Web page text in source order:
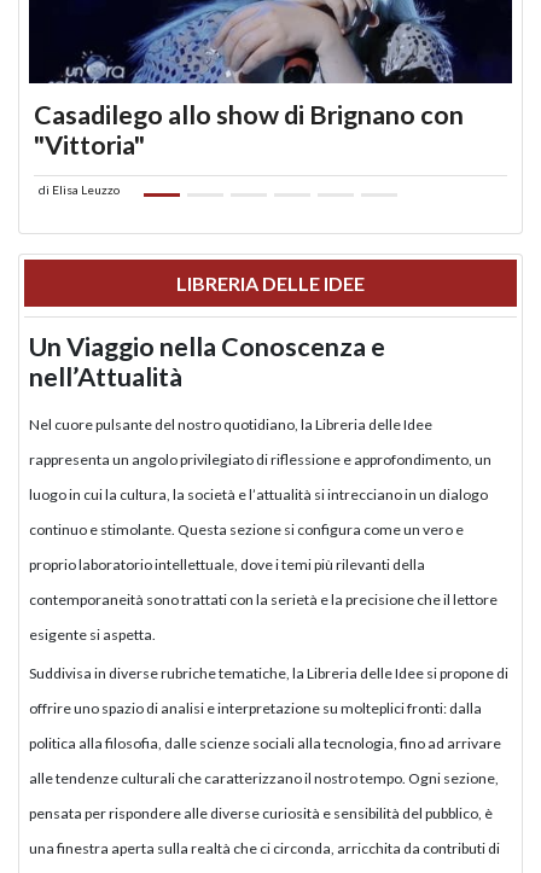
Casadilego allo show di Brignano con
"Vittoria"
di Elisa Leuzzo
LIBRERIA DELLE IDEE
Un Viaggio nella Conoscenza e
nell’Attualità
Nel cuore pulsante del nostro quotidiano, la Libreria delle Idee
rappresenta un angolo privilegiato di riflessione e approfondimento, un
luogo in cui la cultura, la società e l’attualità si intrecciano in un dialogo
continuo e stimolante. Questa sezione si configura come un vero e
proprio laboratorio intellettuale, dove i temi più rilevanti della
contemporaneità sono trattati con la serietà e la precisione che il lettore
esigente si aspetta.
Suddivisa in diverse rubriche tematiche, la Libreria delle Idee si propone di
offrire uno spazio di analisi e interpretazione su molteplici fronti: dalla
politica alla filosofia, dalle scienze sociali alla tecnologia, fino ad arrivare
alle tendenze culturali che caratterizzano il nostro tempo. Ogni sezione,
pensata per rispondere alle diverse curiosità e sensibilità del pubblico, è
una finestra aperta sulla realtà che ci circonda, arricchita da contributi di